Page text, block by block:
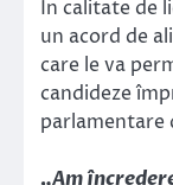
În calitate de
un acord de
care le va
candideze
parlamentare
„Am